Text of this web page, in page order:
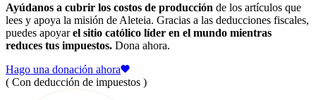
Ayúdanos a cubrir los costos de producción de los artículos que
lees y apoya la misión de Aleteia. Gracias a las deducciones fiscales,
puedes apoyarel sitio católico líder en el mundo mientras
reduces tus impuestos. Dona ahora.
Hago una donación ahora
( Con deducción de impuestos )